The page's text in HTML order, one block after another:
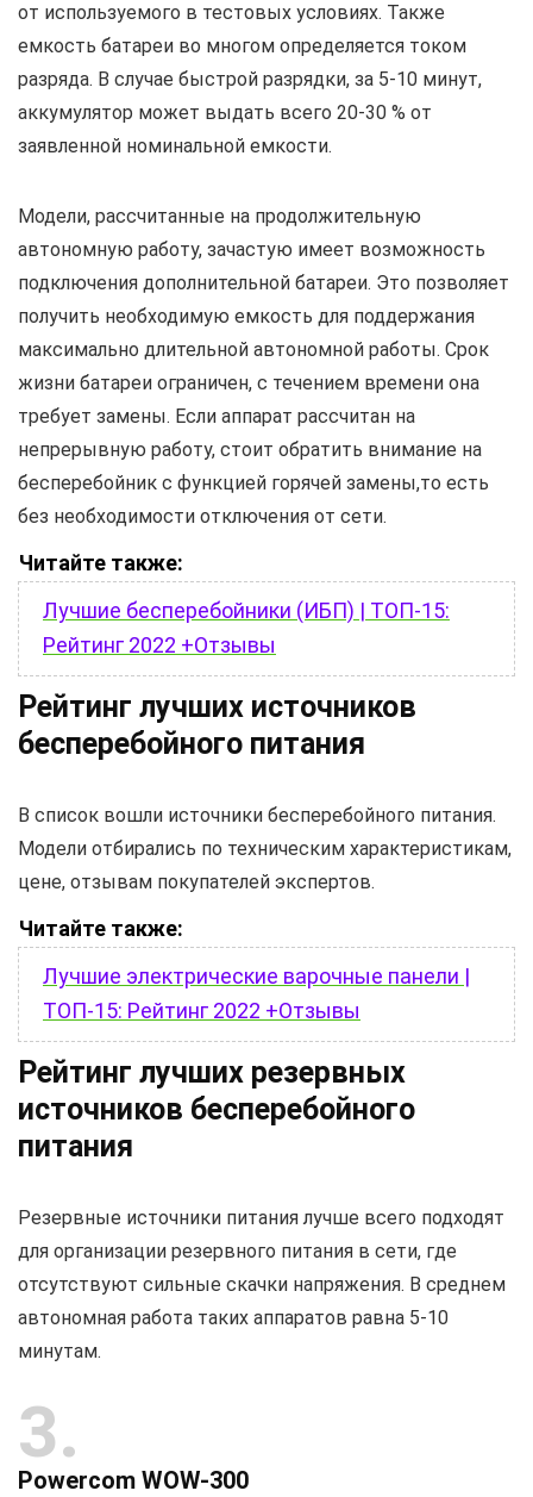
от используемого в тестовых условиях. Также
емкость батареи во многом определяется током
разряда. В случае быстрой разрядки, за 5-10 минут,
аккумулятор может выдать всего 20-30 % от
заявленной номинальной емкости.
Модели, рассчитанные на продолжительную
автономную работу, зачастую имеет возможность
подключения дополнительной батареи. Это позволяет
получить необходимую емкость для поддержания
максимально длительной автономной работы. Срок
жизни батареи ограничен, с течением времени она
требует замены. Если аппарат рассчитан на
непрерывную работу, стоит обратить внимание на
бесперебойник с функцией горячей замены,то есть
без необходимости отключения от сети.
Читайте также:
Лучшие бесперебойники (ИБП) | ТОП-15:
Рейтинг 2022 +Отзывы
Рейтинг лучших источников
бесперебойного питания
В список вошли источники бесперебойного питания.
Модели отбирались по техническим характеристикам,
цене, отзывам покупателей экспертов.
Читайте также:
Лучшие электрические варочные панели |
ТОП-15: Рейтинг 2022 +Отзывы
Рейтинг лучших резервных
источников бесперебойного
питания
Резервные источники питания лучше всего подходят
для организации резервного питания в сети, где
отсутствуют сильные скачки напряжения. В среднем
автономная работа таких аппаратов равна 5-10
минутам.
3
Powercom WOW-300